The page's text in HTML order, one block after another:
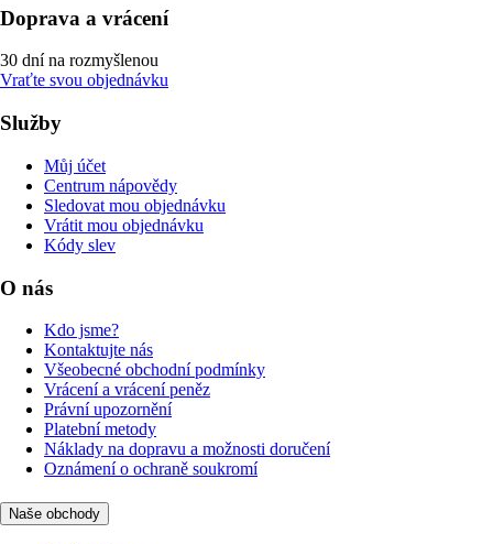
Doprava a vrácení
30 dní na rozmyšlenou
Vraťte svou objednávku
Služby
Můj účet
Centrum nápovědy
Sledovat mou objednávku
Vrátit mou objednávku
Kódy slev
O nás
Kdo jsme?
Kontaktujte nás
Všeobecné obchodní podmínky
Vrácení a vrácení peněz
Právní upozornění
Platební metody
Náklady na dopravu a možnosti doručení
Oznámení o ochraně soukromí
Naše obchody